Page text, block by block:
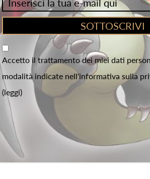
Accetto il trattamento dei miei dati
modalità indicate nell'informativa sulla
(leggi)